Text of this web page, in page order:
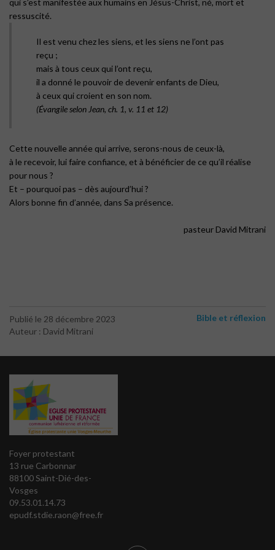
ressuscité.
Il est venu chez les siens, et les siens ne l’ont pas
reçu ;
mais à tous ceux qui l’ont reçu,
il a donné le pouvoir de devenir enfants de Dieu,
à ceux qui croient en son nom.
(Évangile selon Jean, ch. 1, v. 11 et 12)
Cette nouvelle année qui arrive, serons-nous de ceux-là,
à le recevoir, lui faire confiance, et à bénéficier de ce qu’il réalise
pour nous ?
Et – pourquoi pas – dès aujourd’hui ?
Alors bonne fin d’année, dans Sa présence.
pasteur David Mitrani
Publié le 28 décembre 2023
Auteur : David Mitrani
Bible et réflexion
Foyer protestant
13 rue Carbonnar
88100 Saint-Dié-des-
Vosges
09.53.01.14.73
epudf.stdie.raon@free.fr